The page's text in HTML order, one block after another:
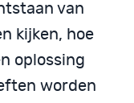
van
kijken, hoe
oplossing
worden